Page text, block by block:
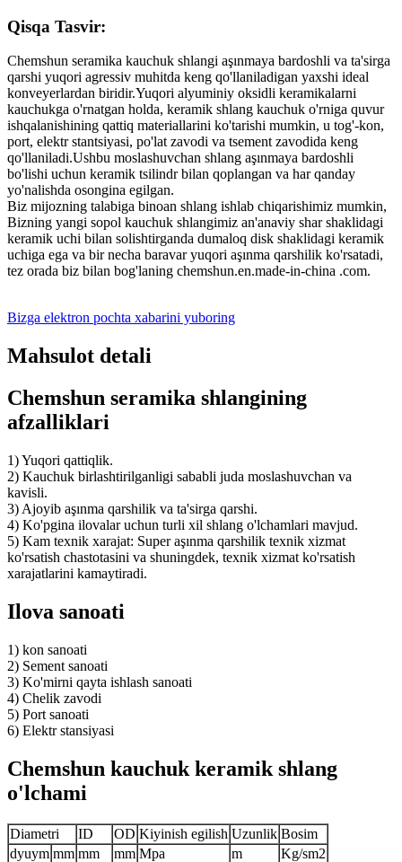
Qisqa Tasvir:
Chemshun seramika kauchuk shlangi aşınmaya bardoshli va ta'sirga
qarshi yuqori agressiv muhitda keng qo'llaniladigan yaxshi ideal
konveyerlardan biridir.Yuqori alyuminiy oksidli keramikalarni
kauchukga o'rnatgan holda, keramik shlang kauchuk o'rniga quvur
ishqalanishining qattiq materiallarini ko'tarishi mumkin, u tog'-kon,
port, elektr stantsiyasi, po'lat zavodi va tsement zavodida keng
qo'llaniladi.Ushbu moslashuvchan shlang aşınmaya bardoshli
bo'lishi uchun keramik tsilindr bilan qoplangan va har qanday
yo'nalishda osongina egilgan.
Biz mijozning talabiga binoan shlang ishlab chiqarishimiz mumkin,
Bizning yangi sopol kauchuk shlangimiz an'anaviy shar shaklidagi
keramik uchi bilan solishtirganda dumaloq disk shaklidagi keramik
uchiga ega va bir necha baravar yuqori aşınma qarshilik ko'rsatadi,
tez orada biz bilan bog'laning chemshun.en.made-in-china .com.
Bizga elektron pochta xabarini yuboring
Mahsulot detali
Chemshun seramika shlangining
afzalliklari
1) Yuqori qattiqlik.
2) Kauchuk birlashtirilganligi sababli juda moslashuvchan va
kavisli.
3) Ajoyib aşınma qarshilik va ta'sirga qarshi.
4) Ko'pgina ilovalar uchun turli xil shlang o'lchamlari mavjud.
5) Kam texnik xarajat: Super aşınma qarshilik texnik xizmat
ko'rsatish chastotasini va shuningdek, texnik xizmat ko'rsatish
xarajatlarini kamaytiradi.
Ilova sanoati
1) kon sanoati
2) Sement sanoati
3) Ko'mirni qayta ishlash sanoati
4) Chelik zavodi
5) Port sanoati
6) Elektr stansiyasi
Chemshun kauchuk keramik shlang
o'lchami
Diametri ID OD Kiyinish egilish Uzunlik Bosim
dyuym mm mm mm Mpa m
Kg/sm2